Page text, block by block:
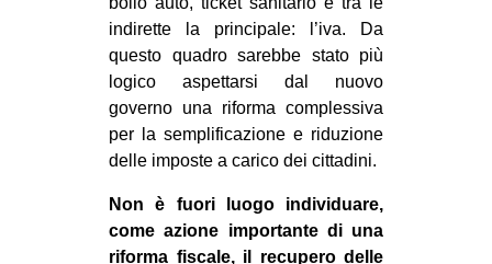
AFRICA
AMERICHE
ESTREMO ORIENTE
EUROPA
MEDIO ORIENTE
MONDO
EVENTI
indirette la principale: l’iva. Da
questo quadro sarebbe stato più
logico aspettarsi dal nuovo
governo una riforma complessiva
per la semplificazione e riduzione
delle imposte a carico dei cittadini.
Non è fuori luogo individuare,
come azione importante di una
riforma fiscale, il recupero delle